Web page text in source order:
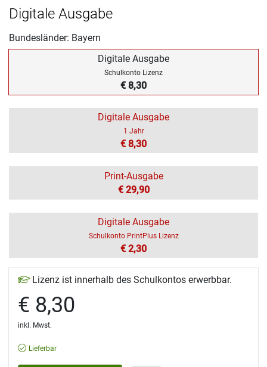
Digitale Ausgabe
Bundesländer: Bayern
Digitale Ausgabe
Schulkonto Lizenz
€ 8,30
Digitale Ausgabe
1 Jahr
€ 8,30
Print-Ausgabe
€ 29,90
Digitale Ausgabe
Schulkonto PrintPlus Lizenz
€ 2,30
Lizenz ist innerhalb des Schulkontos erwerbbar.
€ 8,30
inkl. Mwst.
Lieferbar